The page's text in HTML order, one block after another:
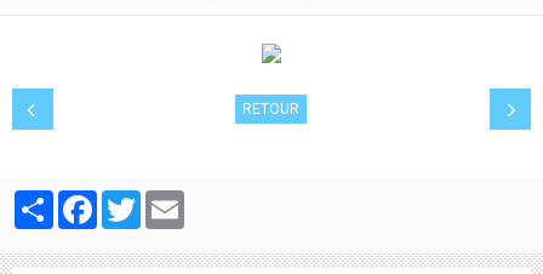
RETOUR
PartagerFacebook
Twitter